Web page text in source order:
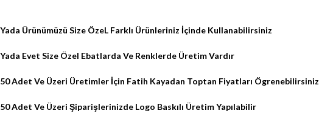
Yada Ürünümüzü Size ÖzeL Farklı Ürünleriniz İçinde Kullanabilirsiniz
Yada Evet Size Özel Ebatlarda Ve Renklerde Üretim Vardır
50 Adet Ve Üzeri Üretimler İçin Fatih Kayadan Toptan Fiyatları Ögrenebilirsiniz
50 Adet Ve Üzeri Şiparişlerinizde Logo Baskılı ÜretimYapılabilir